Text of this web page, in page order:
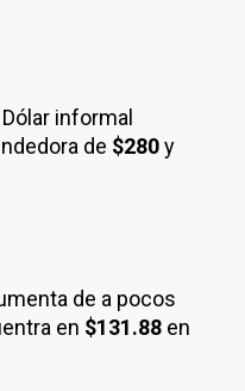
informal
de $280y
de a pocos
en $131.88 en